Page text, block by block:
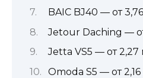
BAIC BJ40 — от
Jetour Daching —
Jetta VS5 — от 2,27
Omoda S5 — от